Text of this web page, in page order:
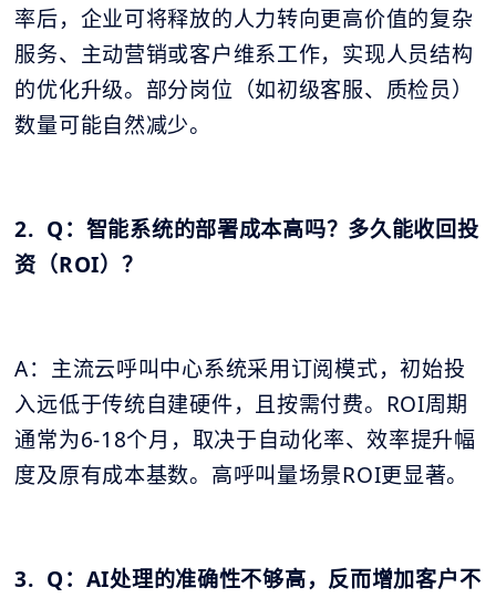
率后，企业可将释放的人力转向更高价值的复杂
服务、主动营销或客户维系工作，实现人员结构
的优化升级。部分岗位（如初级客服、质检员）
数量可能自然减少。
2. Q：智能系统的部署成本高吗？多久能收回投
资（ROI）？
A：主流云呼叫中心系统采用订阅模式，初始投
入远低于传统自建硬件，且按需付费。ROI周期
通常为6-18个月，取决于自动化率、效率提升幅
度及原有成本基数。高呼叫量场景ROI更显著。
3. Q：AI处理的准确性不够高，反而增加客户不